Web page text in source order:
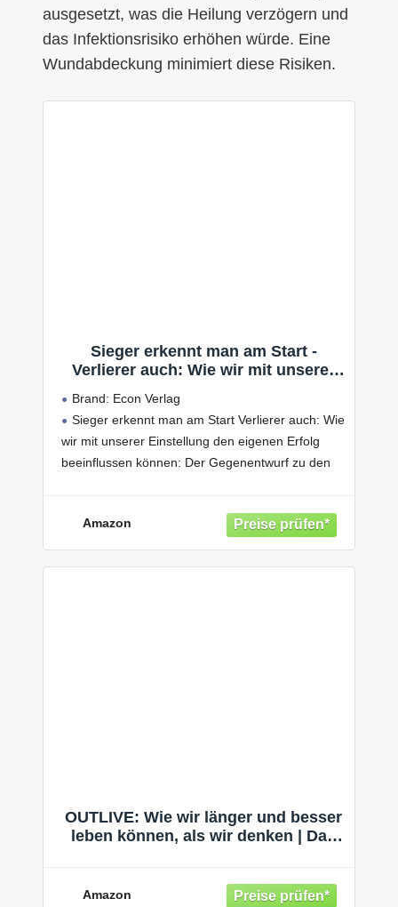
ausgesetzt, was die Heilung verzögern und
das Infektionsrisiko erhöhen würde. Eine
Wundabdeckung minimiert diese Risiken.
Sieger erkennt man am Start -
Verlierer auch: Wie wir mit unserer
beeinflussen können: Der
Gegenentwurf zu den üblichen
Erfolgsratgebern
Brand: Econ Verlag
Sieger erkennt man am Start Verlierer auch: Wie
wir mit unserer Einstellung den eigenen Erfolg
beeinflussen können: Der Gegenentwurf zu den
Farbe: White
Amazon
OUTLIVE: Wie wir länger und besser
leben können, als wir denken | Das
Deutsche Ausgabe
Amazon